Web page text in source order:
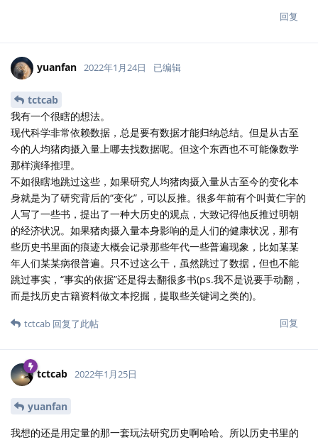
回复
yuanfan 2022年1月24日 已编辑
tctcab
我有一个很瞎的想法。
现代科学非常依赖数据，总是要有数据才能归纳总结。但是从古至
今的人均猪肉摄入量上哪去找数据呢。但这个东西也不可能像数学
那样演绎推理。
不如很瞎地跳过这些，如果研究人均猪肉摄入量从古至今的变化本
身就是为了研究背后的“变化”，可以反推。很多年前有个叫黄仁宇的
人写了一些书，提出了一种大历史的观点，大致记得他反推过明朝
的经济状况。如果猪肉摄入量本身影响的是人们的健康状况，那有
些历史书里面的痕迹大概会记录那些年代一些普遍现象，比如某某
年人们某某病很普遍。只不过这么干，虽然跳过了数据，但也不能
跳过事实，“事实的依据”还是得去翻很多书(ps.我不是说要手动翻，
而是找历史古籍资料做文本挖掘，提取些关键词之类的)。
回复
tctcab 回复了此帖
tctcab 2022年1月25日
yuanfan
我想的还是用定量的那一套玩法研究历史啊哈哈。所以历史书里的